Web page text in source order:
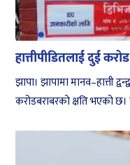
हात्तीपीडितलाई दुई करोड
झापा। झापामा मानव–हात्ती
करोडबराबरको क्षति भएको